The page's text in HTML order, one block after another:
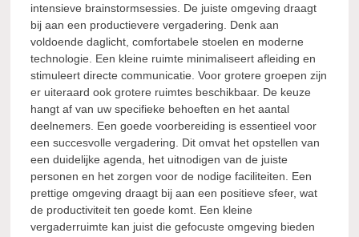
intensieve brainstormsessies. De juiste omgeving draagt
bij aan een productievere vergadering. Denk aan
voldoende daglicht, comfortabele stoelen en moderne
technologie. Een kleine ruimte minimaliseert afleiding en
stimuleert directe communicatie. Voor grotere groepen zijn
er uiteraard ook grotere ruimtes beschikbaar. De keuze
hangt af van uw specifieke behoeften en het aantal
deelnemers. Een goede voorbereiding is essentieel voor
een succesvolle vergadering. Dit omvat het opstellen van
een duidelijke agenda, het uitnodigen van de juiste
personen en het zorgen voor de nodige faciliteiten. Een
prettige omgeving draagt bij aan een positieve sfeer, wat
de productiviteit ten goede komt. Een kleine
vergaderruimte kan juist die gefocuste omgeving bieden